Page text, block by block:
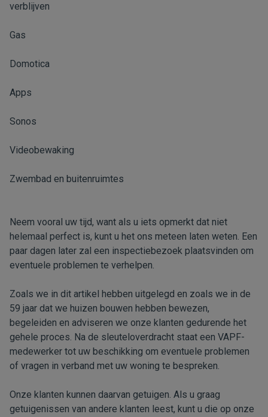
verblijven
Gas
Domotica
Apps
Sonos
Videobewaking
Zwembad en buitenruimtes
Neem vooral uw tijd, want als u iets opmerkt dat niet
helemaal perfect is, kunt u het ons meteen laten weten. Een
paar dagen later zal een inspectiebezoek plaatsvinden om
eventuele problemen te verhelpen.
Zoals we in dit artikel hebben uitgelegd en zoals we in de
59 jaar dat we huizen bouwen hebben bewezen,
begeleiden en adviseren we onze klanten gedurende het
gehele proces. Na de sleuteloverdracht staat een VAPF-
medewerker tot uw beschikking om eventuele problemen
of vragen in verband met uw woning te bespreken.
Onze klanten kunnen daarvan getuigen. Als u graag
getuigenissen van andere klanten leest, kunt u die op onze